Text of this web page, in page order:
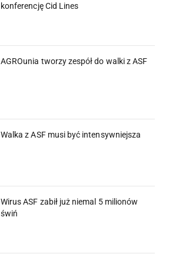
konferencję Cid Lines
AGROunia tworzy zespół do walki z ASF
Walka z ASF musi być intensywniejsza
Wirus ASF zabił już niemal 5 milionów
świń